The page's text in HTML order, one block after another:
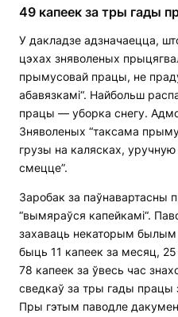
49 капеек за тры гады
У дакладзе адзначаецца,
цэхах зняволеных
прымусовай працы, не
абавязкамі“. Найбольш
працы — уборка снегу.
Зняволеных “таксама
грузы на калясках, уручную
смецце”.
Заробак за паўнавартасны
“вымяраўся капейкамі“.
захаваць некаторым былым
быць 11 капеек за месяц, 25
78 капеек за ўвесь час
сведкаў за тры гады працы
Пры гэтым паводле